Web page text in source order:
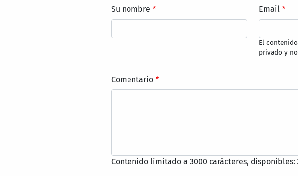
Su nombre Email
El
privado y
Comentario
Contenido limitado a 3000 carácteres, disponibles: